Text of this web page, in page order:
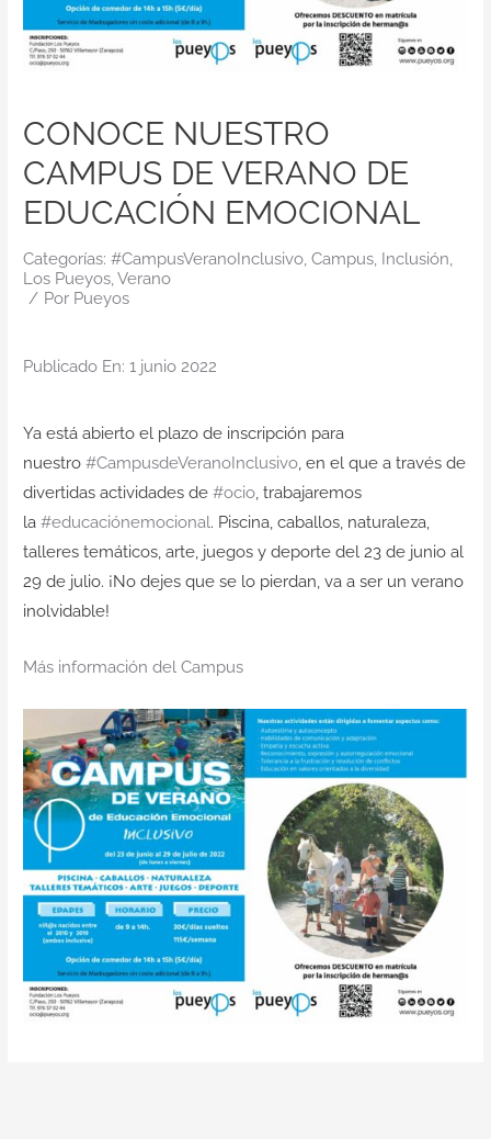
CONOCE NUESTRO
CAMPUS DE VERANO DE
EDUCACIÓN EMOCIONAL
Categorías: #CampusVeranoInclusivo, Campus, Inclusión,
Los Pueyos,Verano
/ Por Pueyos
Publicado En: 1 junio 2022
Ya está abierto el plazo de inscripción para
nuestro #CampusdeVeranoInclusivo, en el que a través de
divertidas actividades de #ocio, trabajaremos
la #educaciónemocional. Piscina, caballos, naturaleza,
talleres temáticos, arte, juegos y deporte del 23 de junio al
29 de julio. ¡No dejes que se lo pierdan, va a ser un verano
inolvidable!
Más información del Campus